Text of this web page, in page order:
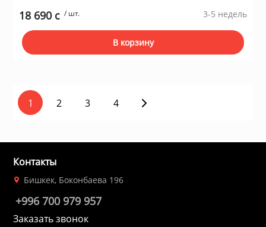
18 690 c / шт. 3-5 недель
В корзину
1 2 3 4
Контакты
Бишкек, Боконбаева 196
+996 700 979 957
Заказать звонок